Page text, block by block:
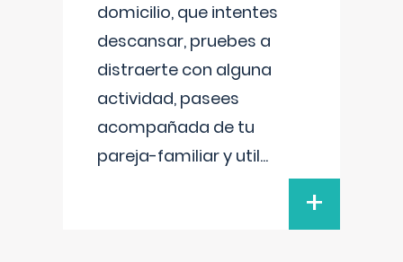
domicilio, que intentes
descansar, pruebes a
distraerte con alguna
actividad, pasees
acompañada de tu
pareja-familiar y util...
+